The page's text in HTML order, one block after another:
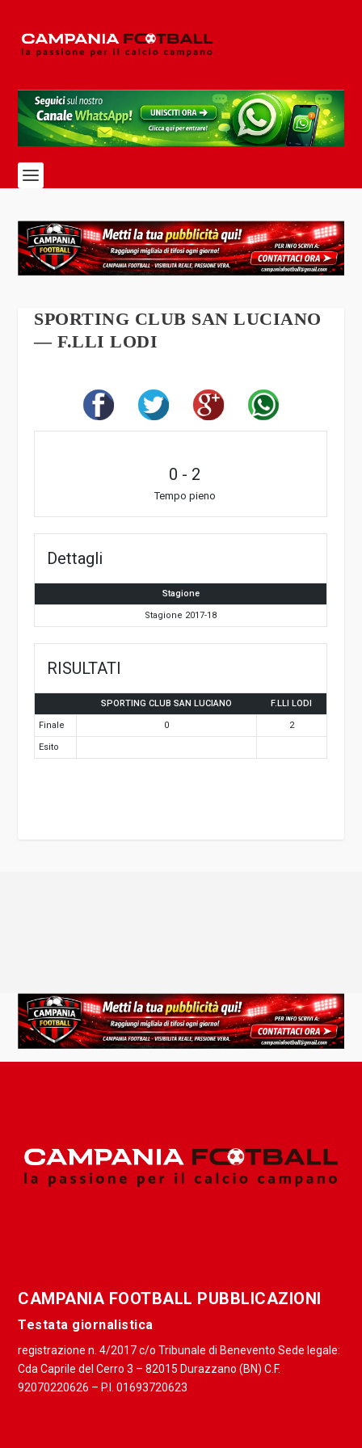
SPORTING CLUB SAN LUCIANO
— F.LLI LODI
0 - 2
Tempo pieno
Dettagli
Stagione
Stagione 2017-18
RISULTATI
SPORTING CLUB SAN LUCIANO F.LLI LODI
Finale 0 2
Esito
CAMPANIA FOOTBALL PUBBLICAZIONI
Testata giornalistica
registrazione n. 4/2017 c/o Tribunale di Benevento Sede legale:
Cda Caprile del Cerro 3 – 82015 Durazzano (BN) C.F.
92070220626 – P.I. 01693720623